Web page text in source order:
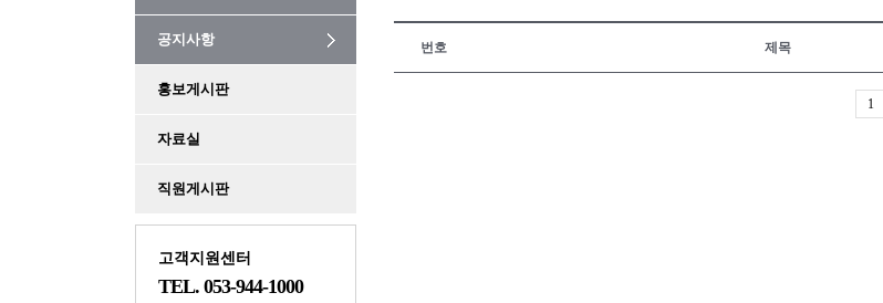
공지사항
홍보게시판
자료실
직원게시판
고객지원센터
TEL. 053-944-1000
번호 제목
1